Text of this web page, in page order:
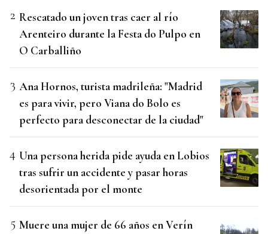
Rescatado un joven tras caer al río
Arenteiro durante la Festa do Pulpo en
O Carballiño
Ana Hornos, turista madrileña: "Madrid
es para vivir, pero Viana do Bolo es
perfecto para desconectar de la ciudad"
Una persona herida pide ayuda en Lobios
tras sufrir un accidente y pasar horas
desorientada por el monte
Muere una mujer de 66 años en Verín